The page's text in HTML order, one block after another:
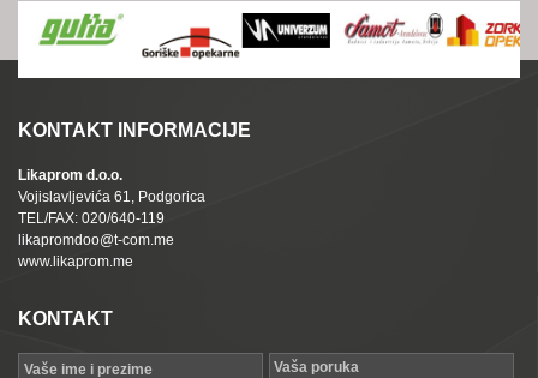
KONTAKT INFORMACIJE
Likaprom d.o.o.
Vojislavljevića 61, Podgorica
TEL/FAX: 020/640-119
likapromdoo@t-com.me
www.likaprom.me
KONTAKT